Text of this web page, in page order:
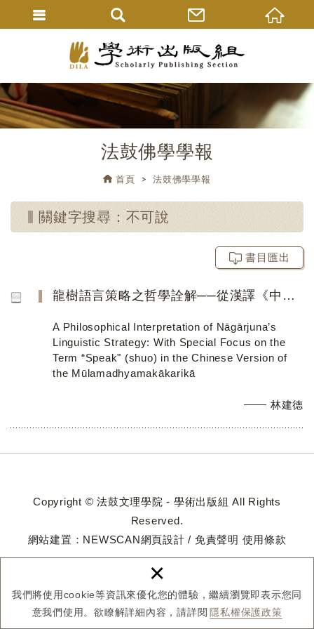
我們將使用cookie等資訊來優化您的體驗，繼續瀏覽即表示您同
意我們使用。欲瞭解詳細內容，請詳閱 隱私權保護政策
×
法鼓佛學學報
首頁 法鼓佛學學報
關鍵字搜尋：不可說
書目匯出
龍樹語言策略之哲學詮解──從漢譯《中論》之「說」字作線索
A Philosophical Interpretation of Nāgārjuna’s
Linguistic Strategy: With Special Focus on the
Term “Speak" (shuo) in the Chinese Version of
the Mūlamadhyamakākarikā
林建德
Copyright © 法鼓文理學院 - 學術出版組 All Rights
Reserved.
網站建置： NEWSCAN網頁設計 / 免責聲明 使用條款